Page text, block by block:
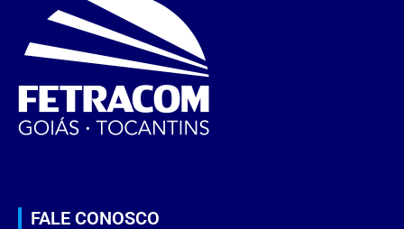
FALE CONOSCO